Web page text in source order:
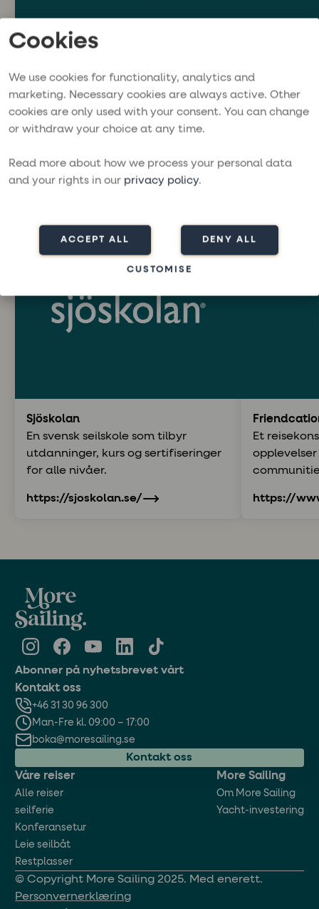
Cookies
We use cookies for functionality, analytics and
marketing. Necessary cookies are always active. Other
cookies are only used with your consent. You can change
or withdraw your choice at any time.
Read more about how we process your personal data
and your rights in our privacy policy.
ACCEPT ALL DENY ALL
CUSTOMISE
En internasjonal bookingsplattform
for seilbåter og katamaraner på
destinasjoner over hele verden.
En global
seilbåter,
Sjöskolan
En svensk seilskole som tilbyr
utdanninger, kurs og sertifiseringer
for alle nivåer.
https://sjoskolan.se/
Et
https://
Abonner på nyhetsbrevet vårt
Våre reiser
Alle reiser
seilferie
Konferansetur
Leie seilbåt
Restplasser
More Sailing
Om More Sailing
Yacht-investering
Kontakt oss
+46 31 30 96 300
Man-Fre kl. 09:00 – 17:00
boka@moresailing.se
Kontakt oss
© Copyright More Sailing 2025. Med enerett.
Personvernerklæring